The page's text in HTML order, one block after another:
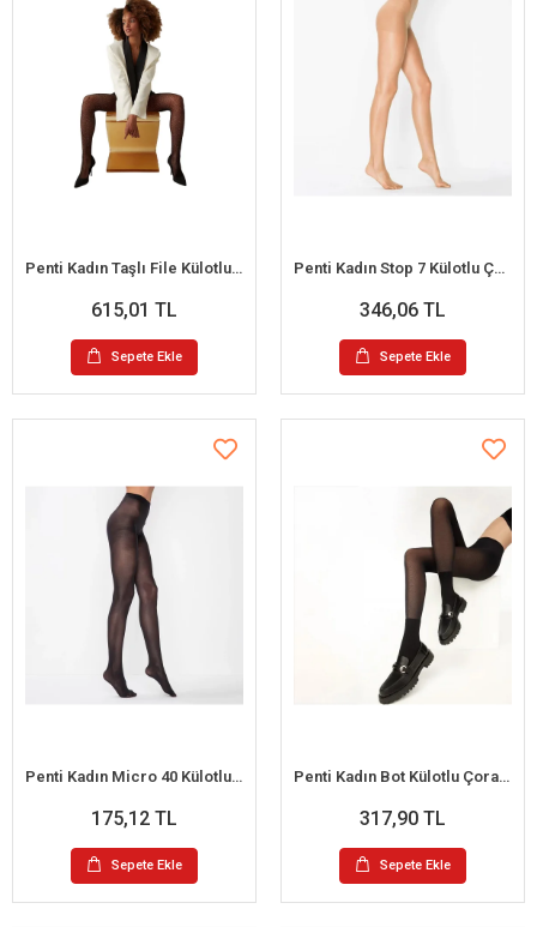
Penti Kadın Taşlı File Külotlu Çorap
615,01 TL
Sepete Ekle
Penti Kadın Stop 7 Külotlu Çorap 7 Denye
346,06 TL
Sepete Ekle
Penti Kadın Micro 40 Külotlu Çorap Siyah 3'lü Paket
175,12 TL
Sepete Ekle
Penti Kadın Bot Külotlu Çorap 40 Denye
317,90 TL
Sepete Ekle